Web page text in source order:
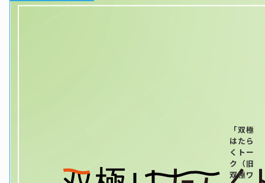
「双極
はたら
くトー
ク（旧
双極ワ